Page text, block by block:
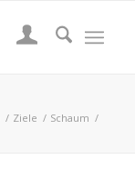
/ Ziele / Schaum /